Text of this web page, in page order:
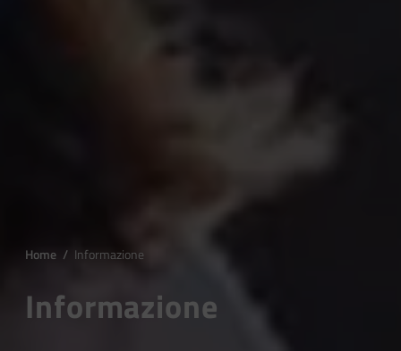
Home / Informazione
Informazione